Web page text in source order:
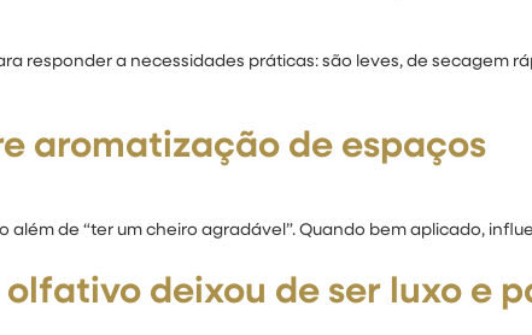
responder a necessidades práticas: são leves, de secagem
aromatização de espaços
além de “ter um cheiro agradável”. Quando bem aplicado,
deixou de ser luxo e